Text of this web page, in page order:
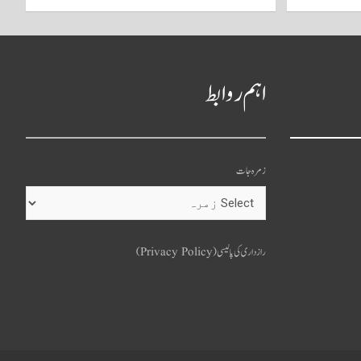
اہم روابط
زمرہ جات
رازداری کی پالیسی (Privacy Policy)